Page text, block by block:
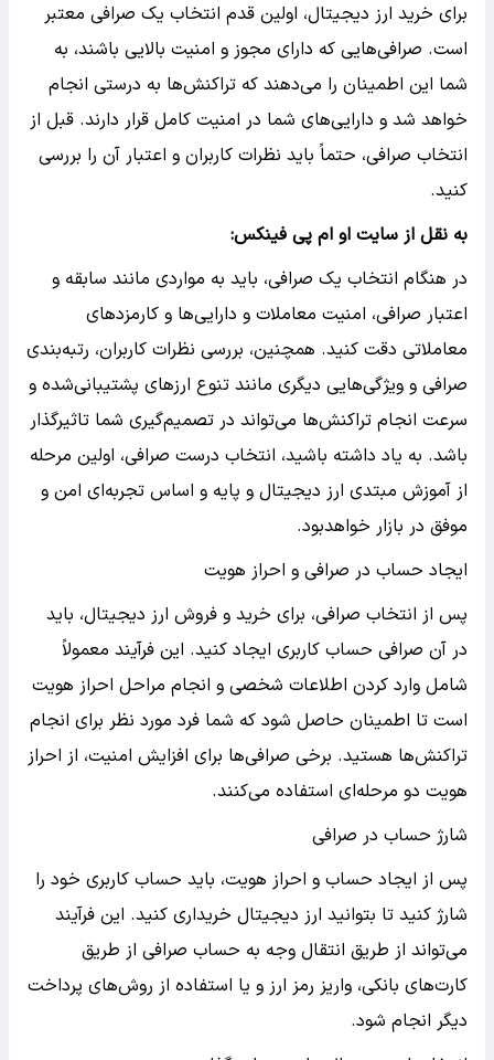
برای خرید ارز دیجیتال، اولین قدم انتخاب یک صرافی معتبر
است. صرافی‌هایی که دارای مجوز و امنیت بالایی باشند، به
شما این اطمینان را می‌دهند که تراکنش‌ها به درستی انجام
خواهد شد و دارایی‌های شما در امنیت کامل قرار دارند. قبل از
انتخاب صرافی، حتماً باید نظرات کاربران و اعتبار آن را بررسی
کنید.
به نقل از سایت او ام پی فینکس:
در هنگام انتخاب یک صرافی، باید به مواردی مانند سابقه و
اعتبار صرافی، امنیت معاملات و دارایی‌ها و کارمزدهای
معاملاتی دقت کنید. همچنین، بررسی نظرات کاربران، رتبه‌بندی
صرافی و ویژگی‌هایی دیگری مانند تنوع ارزهای پشتیبانی‌شده و
سرعت انجام تراکنش‌ها می‌تواند در تصمیم‌گیری شما تاثیرگذار
باشد. به یاد داشته باشید، انتخاب درست صرافی، اولین مرحله
از آموزش مبتدی ارز دیجیتال و پایه و اساس تجربه‌ای امن و
موفق در بازار خواهدبود.
ایجاد حساب در صرافی و احراز هویت
پس از انتخاب صرافی، برای خرید و فروش ارز دیجیتال، باید
در آن صرافی حساب کاربری ایجاد کنید. این فرآیند معمولاً
شامل وارد کردن اطلاعات شخصی و انجام مراحل احراز هویت
است تا اطمینان حاصل شود که شما فرد مورد نظر برای انجام
تراکنش‌ها هستید. برخی صرافی‌ها برای افزایش امنیت، از احراز
هویت دو مرحله‌ای استفاده می‌کنند.
شارژ حساب در صرافی
پس از ایجاد حساب و احراز هویت، باید حساب کاربری خود را
شارژ کنید تا بتوانید ارز دیجیتال خریداری کنید. این فرآیند
می‌تواند از طریق انتقال وجه به حساب صرافی از طریق
کارت‌های بانکی، واریز رمز ارز و یا استفاده از روش‌های پرداخت
دیگر انجام شود.